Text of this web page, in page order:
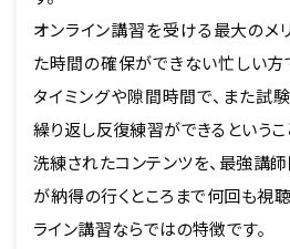
オンライン講習を受ける最大のメ
た時間の確保ができない忙しい方
タイミングや隙間時間で、また試
繰り返し反復練習ができるというこ
洗練されたコンテンツを、最強講
が納得の行くところまで何回も視
ライン講習ならではの特徴です。